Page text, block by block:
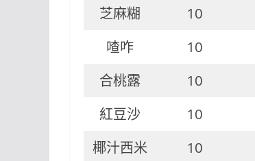
芝麻糊
10
喳咋
10
合桃露
10
紅豆沙
10
椰汁西米
10